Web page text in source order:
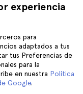
del año. Si
experiencia
para
adaptados a tus
tus Preferencias de
para la
en nuestra Política
Google.